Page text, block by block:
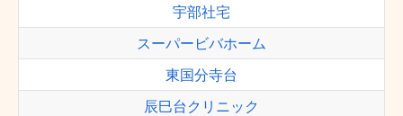
宇部社宅
スーパービバホーム
東国分寺台
辰巳台クリニック